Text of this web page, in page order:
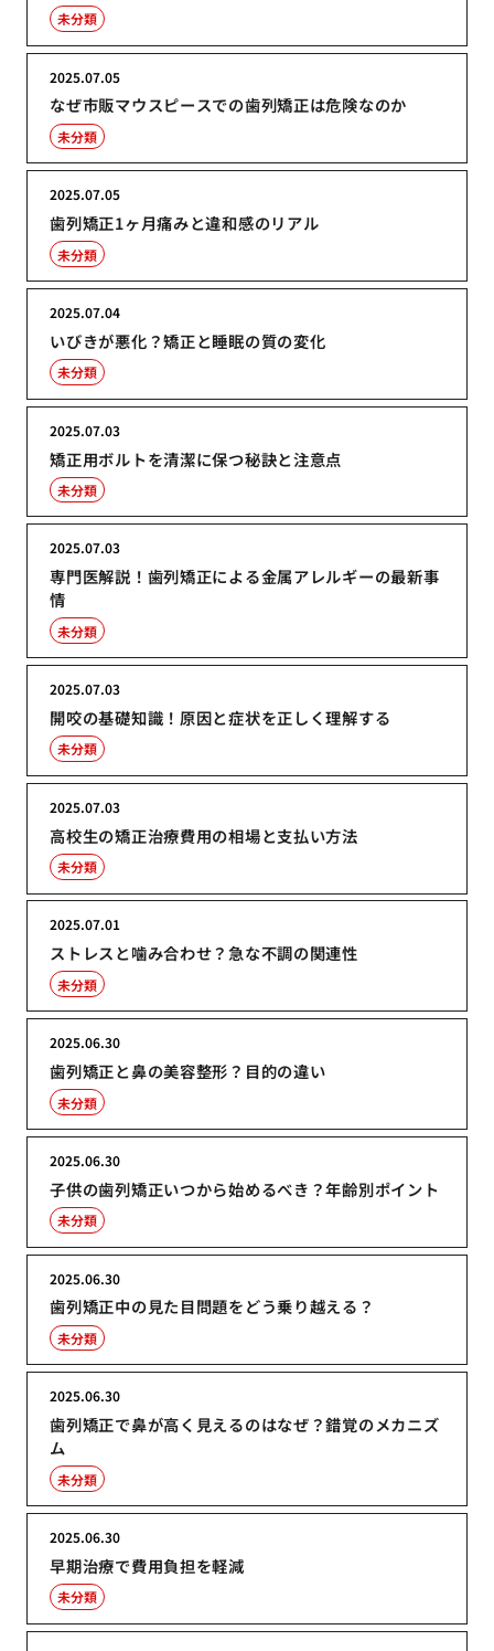
未分類
なぜ市販マウスピースでの歯列矯正は危険なのか
2025.07.05
未分類
歯列矯正1ヶ月痛みと違和感のリアル
2025.07.05
未分類
いびきが悪化？矯正と睡眠の質の変化
2025.07.04
未分類
矯正用ボルトを清潔に保つ秘訣と注意点
2025.07.03
未分類
専門医解説！歯列矯正による金属アレルギーの最新事
情
2025.07.03
未分類
開咬の基礎知識！原因と症状を正しく理解する
2025.07.03
未分類
高校生の矯正治療費用の相場と支払い方法
2025.07.03
未分類
ストレスと噛み合わせ？急な不調の関連性
2025.07.01
未分類
歯列矯正と鼻の美容整形？目的の違い
2025.06.30
未分類
子供の歯列矯正いつから始めるべき？年齢別ポイント
2025.06.30
未分類
歯列矯正中の見た目問題をどう乗り越える？
2025.06.30
未分類
歯列矯正で鼻が高く見えるのはなぜ？錯覚のメカニズ
ム
2025.06.30
未分類
早期治療で費用負担を軽減
2025.06.30
未分類